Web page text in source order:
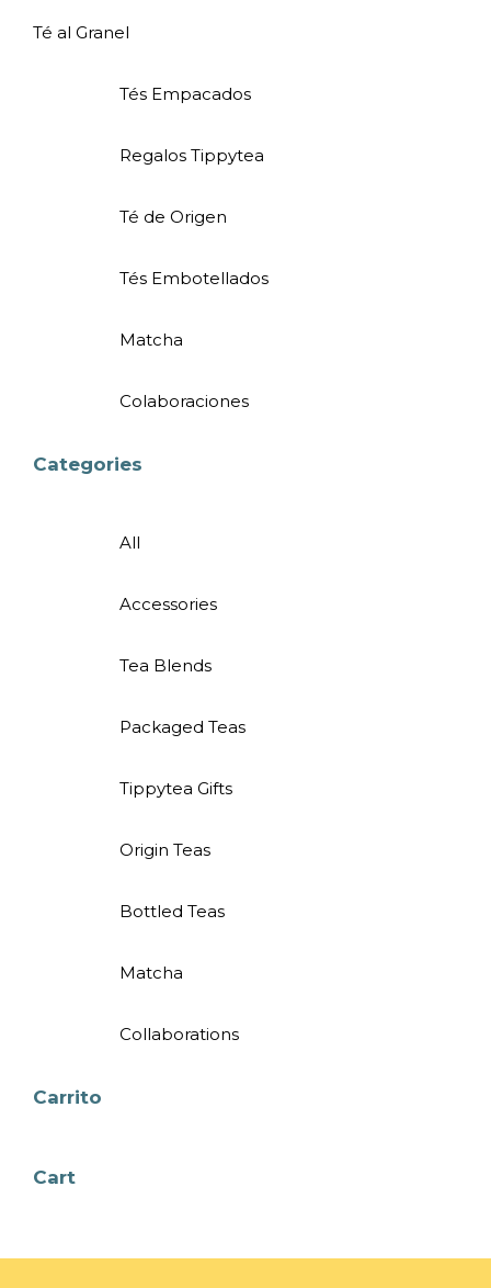
Té al Granel
Tés Empacados
Regalos Tippytea
Té de Origen
Tés Embotellados
Matcha
Colaboraciones
Categories
All
Accessories
Tea Blends
Packaged Teas
Tippytea Gifts
Origin Teas
Bottled Teas
Matcha
Collaborations
Carrito
Cart